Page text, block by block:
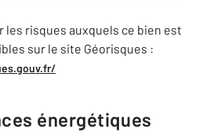
les risques auxquels ce bien est
sur le site Géorisques :
énergétiques